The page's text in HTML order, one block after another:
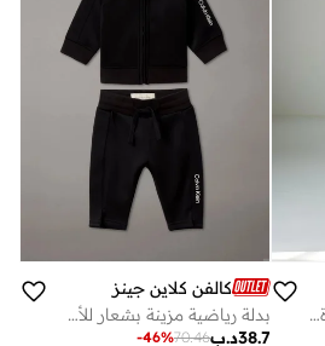
طقم من سويت شيرت سادة بأساور كشكشة وبنطال واسع من الأسفل
كالفن كلاين جينز
بدلة رياضية مزينة بشعار للأطفال حديثي الولادة
د.ب38.7
70.46
-46%